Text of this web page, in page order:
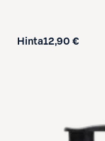
Hinta12,90 €